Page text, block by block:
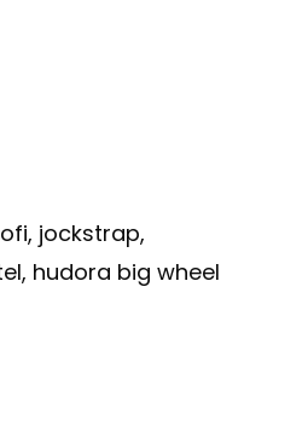
jockstrap,
hudora big wheel